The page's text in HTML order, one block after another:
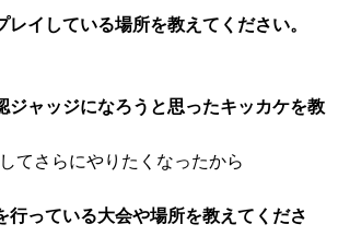
レイしている場所を教えてください。
ジャッジになろうと思ったキッカケを教
てさらにやりたくなったから
行っている大会や場所を教えてくださ